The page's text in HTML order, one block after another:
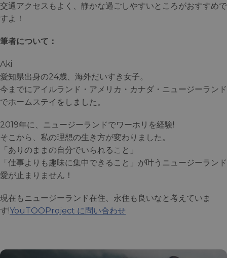
交通アクセスもよく、静かな過ごしやすいところがおすすめで
すよ！
筆者について：
Aki
愛知県出身の24歳、海外だいすき女子。
今までにアイルランド・アメリカ・カナダ・ニュージーランド
でホームステイをしました。
2019年に、ニュージーランドでワーホリを経験!
そこから、私の理想の生き方が変わりました。
「ありのままの自分でいられること」
「仕事よりも趣味に集中できること」が叶うニュージーランド
愛が止まりません！
現在もニュージーランド在住、永住も良いなと考えていま
す!YouTOOProject に問い合わせ